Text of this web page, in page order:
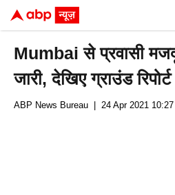
Mumbai से प्रवासी
जारी, देखिए ग्राउंड रिपोर्ट
ABP News Bureau | 24 Apr 2021